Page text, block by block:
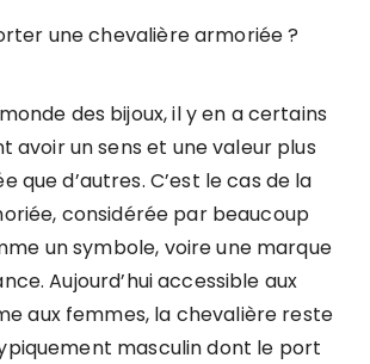
des bijoux, il y en a certains
avoir un sens et une valeur plus
que d’autres. C’est le cas de la
considérée par beaucoup
un symbole, voire une marque
Aujourd’hui accessible aux
aux femmes, la chevalière reste
masculin dont le port